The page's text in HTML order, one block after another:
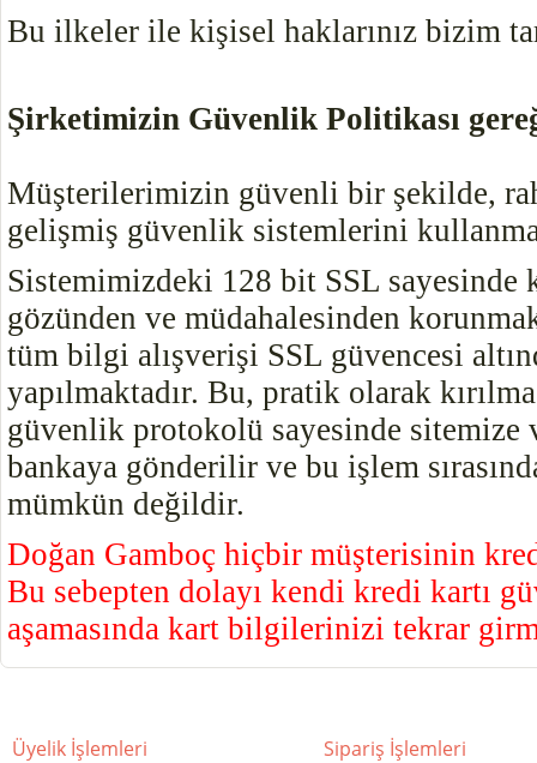
Bu ilkeler ile kişisel haklarınız bizim
Şirketimizin Güvenlik Politikası
Müşterilerimizin güvenli bir şekilde,
gelişmiş güvenlik sistemlerini
Sistemimizdeki 128 bit SSL sayesinde
gözünden ve müdahalesinden
tüm bilgi alışverişi SSL güvencesi
yapılmaktadır. Bu, pratik olarak
güvenlik protokolü sayesinde
bankaya gönderilir ve bu işlem
mümkün değildir.
Doğan Gamboç hiçbir müşterisinin
Bu sebepten dolayı kendi kredi kartı
aşamasında kart bilgilerinizi tekrar
Üyelik İşlemleri Sipariş İşlemleri